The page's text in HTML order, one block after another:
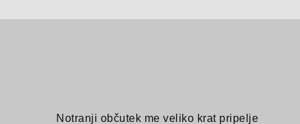
Notranji občutek me veliko krat pripelje